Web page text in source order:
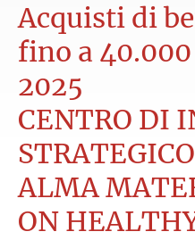
Acquisti di
fino a
2025
CENTRO DI
ALMA
ON